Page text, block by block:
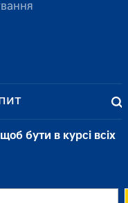
бути в курсі всіх